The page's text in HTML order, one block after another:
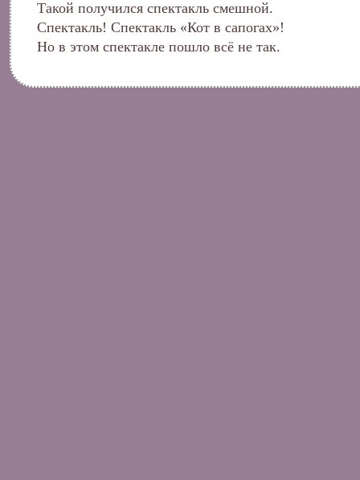
Такой получился спектакль смешной.
Спектакль! Спектакль «Кот в сапогах»!
Но в этом спектакле пошло всё не так.